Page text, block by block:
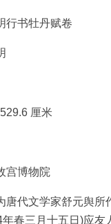
行书牡丹赋卷
厘米
宫博物院
代文学家舒元舆所
春三月十五日)应友